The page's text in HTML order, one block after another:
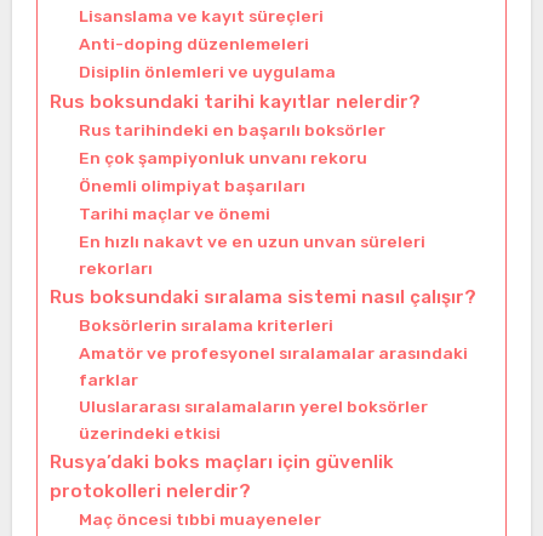
Lisanslama ve kayıt süreçleri
Anti-doping düzenlemeleri
Disiplin önlemleri ve uygulama
Rus boksundaki tarihi kayıtlar nelerdir?
Rus tarihindeki en başarılı boksörler
En çok şampiyonluk unvanı rekoru
Önemli olimpiyat başarıları
Tarihi maçlar ve önemi
En hızlı nakavt ve en uzun unvan süreleri
rekorları
Rus boksundaki sıralama sistemi nasıl çalışır?
Boksörlerin sıralama kriterleri
Amatör ve profesyonel sıralamalar arasındaki
farklar
Uluslararası sıralamaların yerel boksörler
üzerindeki etkisi
Rusya’daki boks maçları için güvenlik
protokolleri nelerdir?
Maç öncesi tıbbi muayeneler